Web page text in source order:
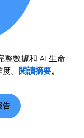
整數據和 AI 生命
。
閱讀摘要。
告